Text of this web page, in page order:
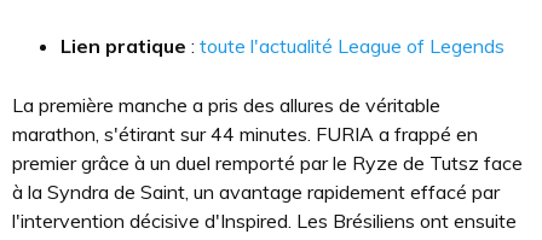
Lien pratique : toute l'actualité League of Legends
La première manche a pris des allures de véritable
marathon, s'étirant sur 44 minutes. FURIA a frappé en
premier grâce à un duel remporté par le Ryze de Tutsz face
à la Syndra de Saint, un avantage rapidement effacé par
l'intervention décisive d'Inspired. Les Brésiliens ont ensuite